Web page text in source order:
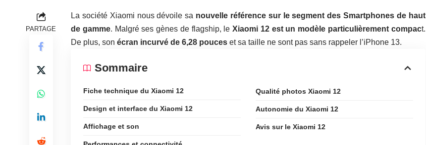
PARTAGE
La société Xiaomi nous dévoile sa nouvelle référence sur le segment des Smartphones de haut
de gamme. Malgré ses gènes de flagship, leXiaomi 12 est un modèle particulièrement compact.
De plus, son écran incurvé de 6,28 pouces et sa taille ne sont pas sans rappeler l’iPhone 13.
Sommaire
Fiche technique du Xiaomi 12
Design et interface du Xiaomi 12
Affichage et son
Qualité photos Xiaomi 12
Autonomie du Xiaomi 12
Avis sur le Xiaomi 12